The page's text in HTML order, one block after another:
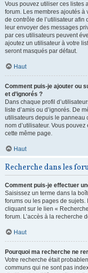
Vous pouvez utiliser ces listes
forum. Les membres ajoutés à
de contrôle de l’utilisateur
leur envoyer des messages
par ces utilisateurs peuvent
ajoutez un utilisateur à votre
seront masqués par défaut.
Haut
Comment puis-je ajouter ou
et d’ignorés ?
Dans chaque profil
liste d’amis ou d’ignorés. De
utilisateurs depuis le panneau
nom d’utilisateur. Vous
cette même page.
Haut
Recherche dans les
Comment puis-je effectuer
Saisissez un terme dans la
forums ou les pages de
cliquant sur le lien «
forum. L’accès à la recherche
Haut
Pourquoi ma recherche ne
Votre recherche était
communs qui ne sont pas